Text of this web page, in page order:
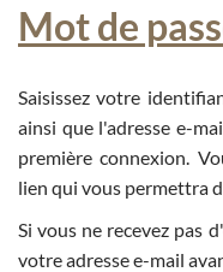
Mot de
Saisissez votre
ainsi que l'adresse e-
première connexion.
lien qui vous permettra
Si vous ne recevez pas
votre adresse e-mail